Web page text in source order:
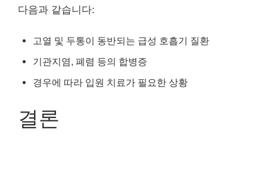
다음과 같습니다:
고열 및 두통이 동반되는 급성 호흡기 질환
기관지염, 폐렴 등의 합병증
경우에 따라 입원 치료가 필요한 상황
결론